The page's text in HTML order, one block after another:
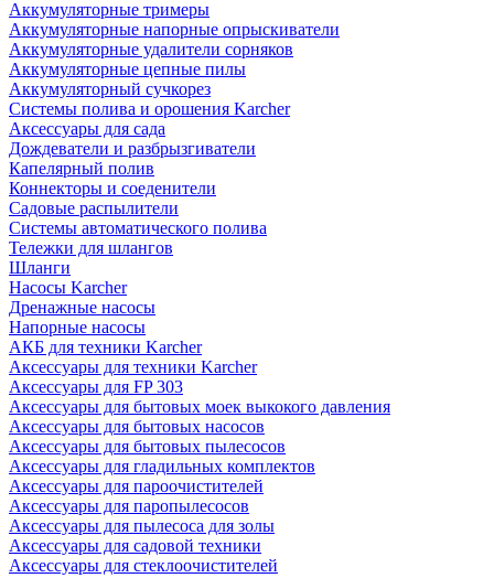
Аккумуляторные тримеры
Аккумуляторные напорные опрыскиватели
Аккумуляторные удалители сорняков
Аккумуляторные цепные пилы
Аккумуляторный сучкорез
Системы полива и орошения Karcher
Аксессуары для сада
Дождеватели и разбрызгиватели
Капелярный полив
Коннекторы и соеденители
Садовые распылители
Системы автоматического полива
Тележки для шлангов
Шланги
Насосы Karcher
Дренажные насосы
Напорные насосы
АКБ для техники Karcher
Аксессуары для техники Karcher
Аксессуары для FP 303
Аксессуары для бытовых моек выкокого давления
Аксессуары для бытовых насосов
Аксессуары для бытовых пылесосов
Аксессуары для гладильных комплектов
Аксессуары для пароочистителей
Аксессуары для паропылесосов
Аксессуары для пылесоса для золы
Аксессуары для садовой техники
Аксессуары для стеклоочистителей